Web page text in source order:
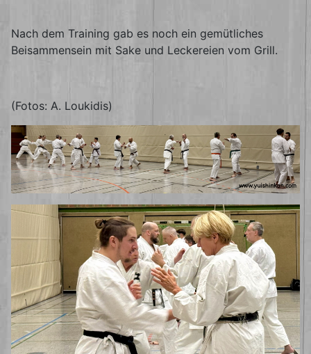
Nach dem Training gab es noch ein gemütliches
Beisammensein mit Sake und Leckereien vom Grill.
(Fotos: A. Loukidis)